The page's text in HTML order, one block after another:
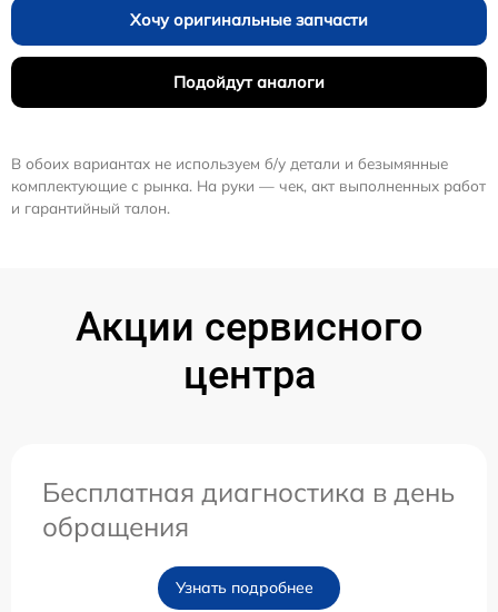
Хочу оригинальные запчасти
Подойдут аналоги
В обоих вариантах не используем б/у детали и безымянные
комплектующие с рынка. На руки — чек, акт выполненных работ
и гарантийный талон.
Акции сервисного
центра
Бесплатная диагностика в день
обращения
Узнать подробнее